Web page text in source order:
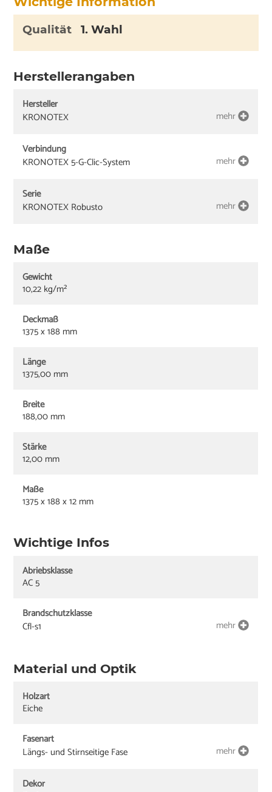
Qualität 1. Wahl
Herstellerangaben
Hersteller
KRONOTEX
mehr
Verbindung
KRONOTEX 5-G-Clic-System
mehr
Serie
KRONOTEX Robusto
mehr
Maße
Gewicht
10,22 kg/m²
Deckmaß
1375 x 188 mm
Länge
1375,00 mm
Breite
188,00 mm
Stärke
12,00 mm
Maße
1375 x 188 x 12 mm
Wichtige Infos
Abriebsklasse
AC 5
Brandschutzklasse
Cfl-s1
mehr
Material und Optik
Holzart
Eiche
Fasenart
Längs- und Stirnseitige Fase
mehr
Dekor